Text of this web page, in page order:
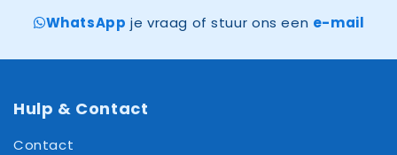
WhatsApp je vraag of stuur ons een e-mail
Hulp & Contact
Contact